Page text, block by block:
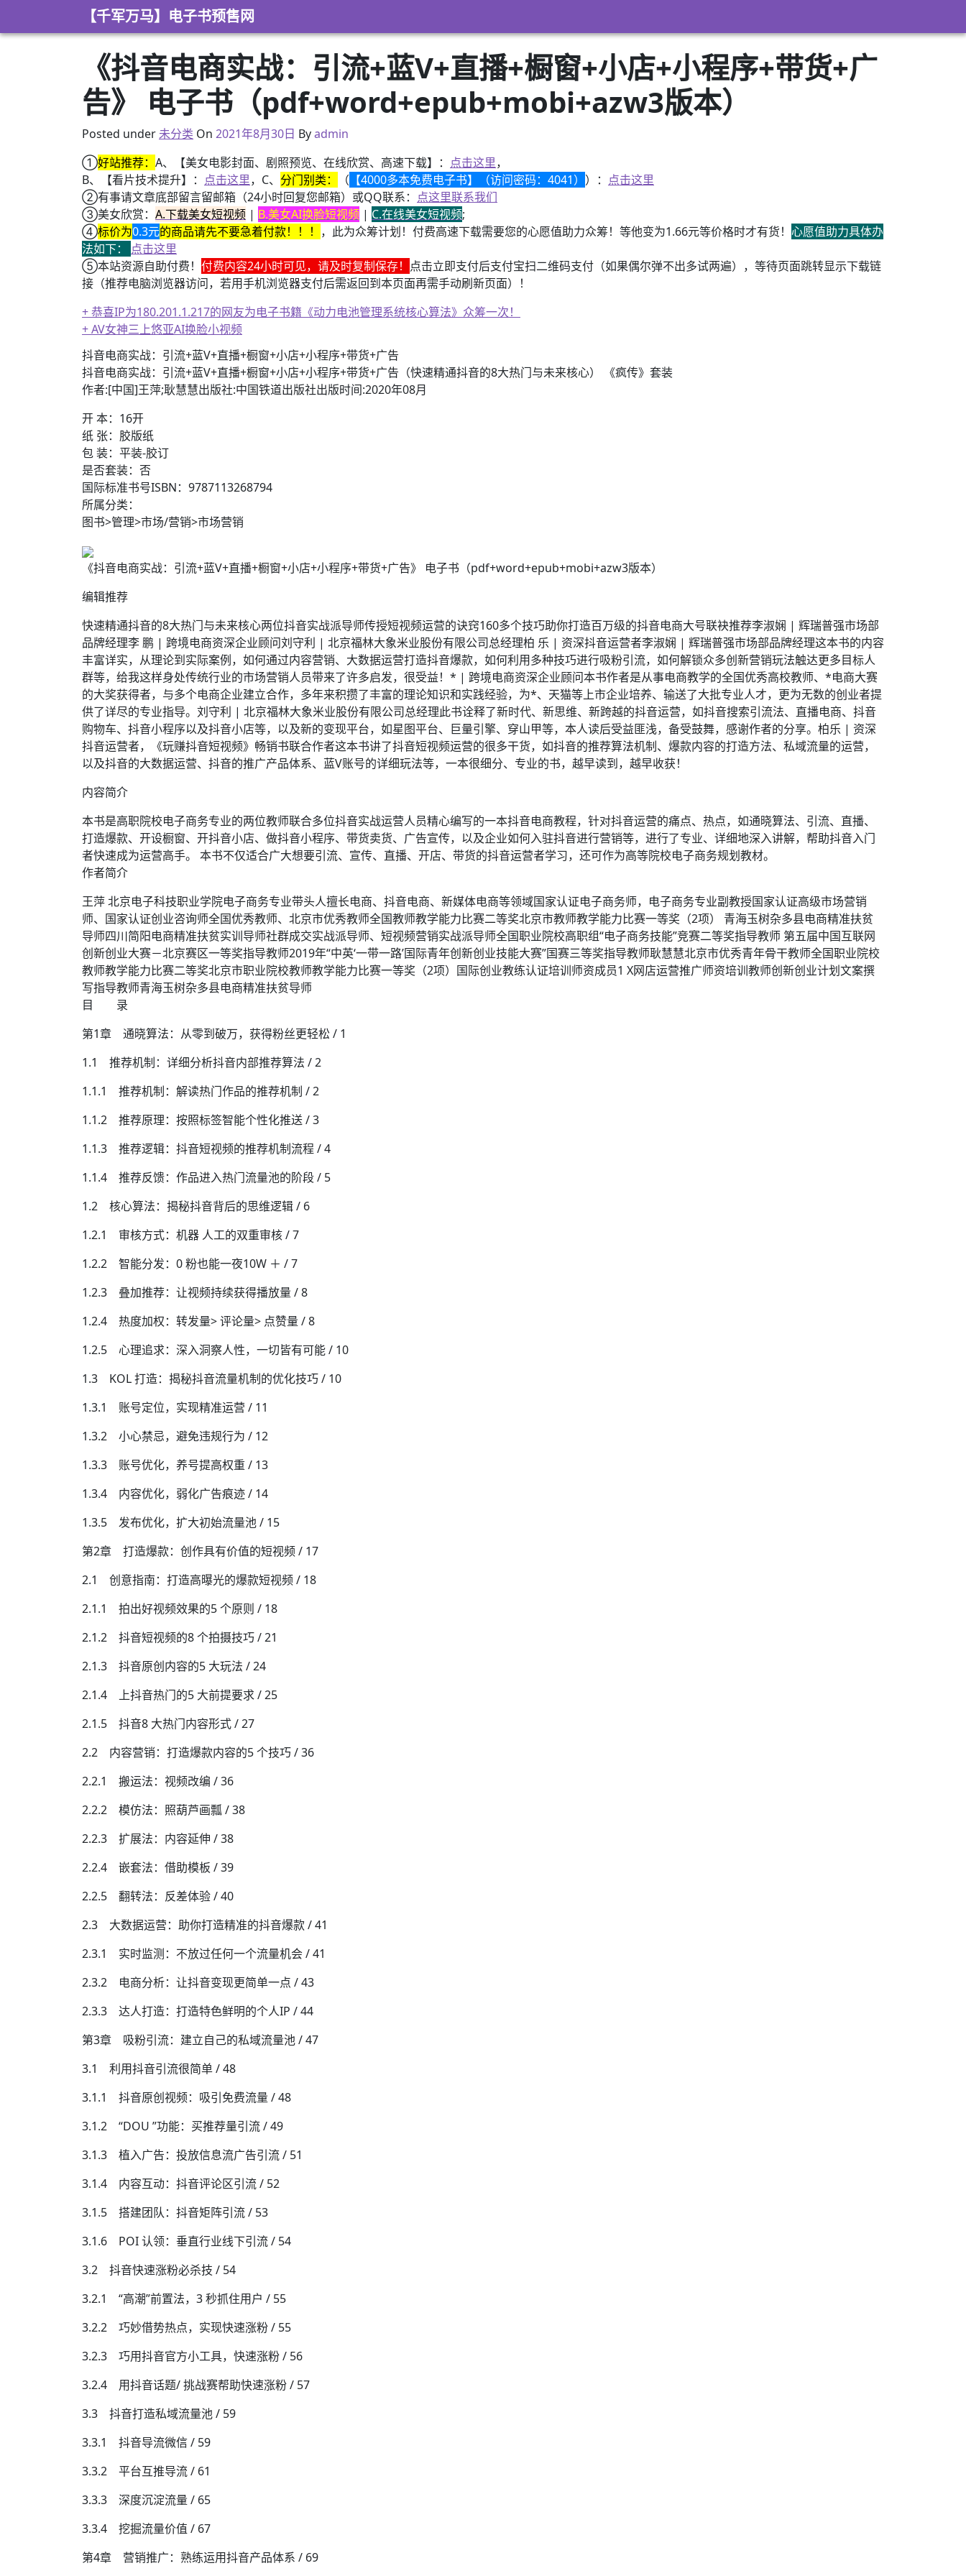
【千军万马】电子书预售网
《抖音电商实战：引流+蓝V+直播+橱窗+小店+小程序+带货+广
告》 电子书（pdf+word+epub+mobi+azw3版本）
Posted under未分类 On 2021年8月29日
2021年8月30日 Byadmin
①好站推荐： A、【美女电影封面、剧照预览、在线欣赏、高速下载】： 点击这里，
B、【看片技术提升】： 点击这里，C、 分门别类： （ 【4000多本免费电子书】（访问密码：4041） ）： 点击这里
②有事请文章底部留言留邮箱（24小时回复您邮箱）或QQ联系： 点这里联系我们
③美女欣赏： A.下载美女短视频 | B.美女AI换脸短视频 | C.在线美女短视频;
④标价为0.3元的商品请先不要急着付款！！！ ，此为众筹计划！付费高速下载需要您的心愿值助力众筹！等他变为1.66元等价格时才有货！ 心愿值助力具体办
法如下： 点击这里
⑤本站资源自助付费！ 付费内容24小时可见，请及时复制保存！ 点击立即支付后支付宝扫二维码支付（如果偶尔弹不出多试两遍），等待页面跳转显示下载链
接（推荐电脑浏览器访问，若用手机浏览器支付后需返回到本页面再需手动刷新页面）！
+ 恭喜IP为180.201.1.217的网友为电子书籍《动力电池管理系统核心算法》众筹一次！
+ AV女神三上悠亚AI换脸小视频
抖音电商实战：引流+蓝V+直播+橱窗+小店+小程序+带货+广告
抖音电商实战：引流+蓝V+直播+橱窗+小店+小程序+带货+广告（快速精通抖音的8大热门与未来核心） 《疯传》套装
作者:[中国]王萍;耿慧慧出版社:中国铁道出版社出版时间:2020年08月
开 本：16开
纸 张：胶版纸
包 装：平装-胶订
是否套装：否
国际标准书号ISBN：9787113268794
所属分类：
图书>管理>市场/营销>市场营销
《抖音电商实战：引流+蓝V+直播+橱窗+小店+小程序+带货+广告》 电子书（pdf+word+epub+mobi+azw3版本）
编辑推荐
快速精通抖音的8大热门与未来核心两位抖音实战派导师传授短视频运营的诀窍160多个技巧助你打造百万级的抖音电商大号联袂推荐李淑娴 | 辉瑞普强市场部
品牌经理李 鹏 | 跨境电商资深企业顾问刘守利 | 北京福林大象米业股份有限公司总经理柏 乐 | 资深抖音运营者李淑娴 | 辉瑞普强市场部品牌经理这本书的内容
丰富详实，从理论到实际案例，如何通过内容营销、大数据运营打造抖音爆款，如何利用多种技巧进行吸粉引流，如何解锁众多创新营销玩法触达更多目标人
群等，给我这样身处传统行业的市场营销人员带来了许多启发，很受益！* | 跨境电商资深企业顾问本书作者是从事电商教学的全国优秀高校教师、*电商大赛
的大奖获得者，与多个电商企业建立合作，多年来积攒了丰富的理论知识和实践经验，为*、天猫等上市企业培养、输送了大批专业人才，更为无数的创业者提
供了详尽的专业指导。刘守利 | 北京福林大象米业股份有限公司总经理此书诠释了新时代、新思维、新跨越的抖音运营，如抖音搜索引流法、直播电商、抖音
购物车、抖音小程序以及抖音小店等，以及新的变现平台，如星图平台、巨量引擎、穿山甲等，本人读后受益匪浅，备受鼓舞，感谢作者的分享。柏乐 | 资深
抖音运营者，《玩赚抖音短视频》畅销书联合作者这本书讲了抖音短视频运营的很多干货，如抖音的推荐算法机制、爆款内容的打造方法、私域流量的运营，
以及抖音的大数据运营、抖音的推广产品体系、蓝V账号的详细玩法等，一本很细分、专业的书，越早读到，越早收获！
内容简介
本书是高职院校电子商务专业的两位教师联合多位抖音实战运营人员精心编写的一本抖音电商教程，针对抖音运营的痛点、热点，如通晓算法、引流、直播、
打造爆款、开设橱窗、开抖音小店、做抖音小程序、带货卖货、广告宣传，以及企业如何入驻抖音进行营销等，进行了专业、详细地深入讲解，帮助抖音入门
者快速成为运营高手。 本书不仅适合广大想要引流、宣传、直播、开店、带货的抖音运营者学习，还可作为高等院校电子商务规划教材。
作者简介
王萍 北京电子科技职业学院电子商务专业带头人擅长电商、抖音电商、新媒体电商等领域国家认证电子商务师，电子商务专业副教授国家认证高级市场营销
师、国家认证创业咨询师全国优秀教师、北京市优秀教师全国教师教学能力比赛二等奖北京市教师教学能力比赛一等奖（2项） 青海玉树杂多县电商精准扶贫
导师四川简阳电商精准扶贫实训导师社群成交实战派导师、短视频营销实战派导师全国职业院校高职组“电子商务技能”竞赛二等奖指导教师 第五届中国互联网
创新创业大赛－北京赛区一等奖指导教师2019年“中英‘一带一路’国际青年创新创业技能大赛”国赛三等奖指导教师耿慧慧北京市优秀青年骨干教师全国职业院校
教师教学能力比赛二等奖北京市职业院校教师教学能力比赛一等奖（2项）国际创业教练认证培训师资成员1 X网店运营推广师资培训教师创新创业计划文案撰
写指导教师青海玉树杂多县电商精准扶贫导师
目 录
第1章 通晓算法：从零到破万，获得粉丝更轻松 / 1
1.1 推荐机制：详细分析抖音内部推荐算法 / 2
1.1.1 推荐机制：解读热门作品的推荐机制 / 2
1.1.2 推荐原理：按照标签智能个性化推送 / 3
1.1.3 推荐逻辑：抖音短视频的推荐机制流程 / 4
1.1.4 推荐反馈：作品进入热门流量池的阶段 / 5
1.2 核心算法：揭秘抖音背后的思维逻辑 / 6
1.2.1 审核方式：机器 人工的双重审核 / 7
1.2.2 智能分发：0 粉也能一夜10W ＋ / 7
1.2.3 叠加推荐：让视频持续获得播放量 / 8
1.2.4 热度加权：转发量> 评论量> 点赞量 / 8
1.2.5 心理追求：深入洞察人性，一切皆有可能 / 10
1.3 KOL 打造：揭秘抖音流量机制的优化技巧 / 10
1.3.1 账号定位，实现精准运营 / 11
1.3.2 小心禁忌，避免违规行为 / 12
1.3.3 账号优化，养号提高权重 / 13
1.3.4 内容优化，弱化广告痕迹 / 14
1.3.5 发布优化，扩大初始流量池 / 15
第2章 打造爆款：创作具有价值的短视频 / 17
2.1 创意指南：打造高曝光的爆款短视频 / 18
2.1.1 拍出好视频效果的5 个原则 / 18
2.1.2 抖音短视频的8 个拍摄技巧 / 21
2.1.3 抖音原创内容的5 大玩法 / 24
2.1.4 上抖音热门的5 大前提要求 / 25
2.1.5 抖音8 大热门内容形式 / 27
2.2 内容营销：打造爆款内容的5 个技巧 / 36
2.2.1 搬运法：视频改编 / 36
2.2.2 模仿法：照葫芦画瓢 / 38
2.2.3 扩展法：内容延伸 / 38
2.2.4 嵌套法：借助模板 / 39
2.2.5 翻转法：反差体验 / 40
2.3 大数据运营：助你打造精准的抖音爆款 / 41
2.3.1 实时监测：不放过任何一个流量机会 / 41
2.3.2 电商分析：让抖音变现更简单一点 / 43
2.3.3 达人打造：打造特色鲜明的个人IP / 44
第3章 吸粉引流：建立自己的私域流量池 / 47
3.1 利用抖音引流很简单 / 48
3.1.1 抖音原创视频：吸引免费流量 / 48
3.1.2 “DOU ”功能：买推荐量引流 / 49
3.1.3 植入广告：投放信息流广告引流 / 51
3.1.4 内容互动：抖音评论区引流 / 52
3.1.5 搭建团队：抖音矩阵引流 / 53
3.1.6 POI 认领：垂直行业线下引流 / 54
3.2 抖音快速涨粉必杀技 / 54
3.2.1 “高潮”前置法，3 秒抓住用户 / 55
3.2.2 巧妙借势热点，实现快速涨粉 / 55
3.2.3 巧用抖音官方小工具，快速涨粉 / 56
3.2.4 用抖音话题/ 挑战赛帮助快速涨粉 / 57
3.3 抖音打造私域流量池 / 59
3.3.1 抖音导流微信 / 59
3.3.2 平台互推导流 / 61
3.3.3 深度沉淀流量 / 65
3.3.4 挖掘流量价值 / 67
第4章 营销推广：熟练运用抖音产品体系 / 69